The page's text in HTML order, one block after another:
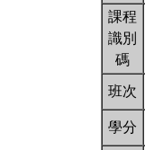
課程
識別
碼
班次
學分